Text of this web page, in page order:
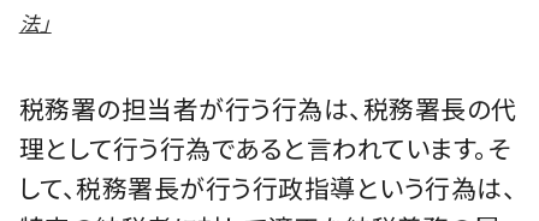
法」
税務署の担当者が行う行為は、税務署長の代
理として行う行為であると言われています。そ
して、税務署長が行う行政指導という行為は、